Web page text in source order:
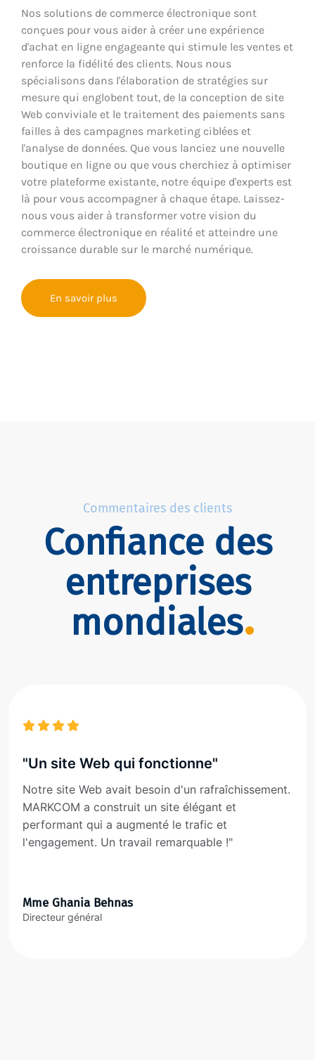
Nos solutions de commerce électronique sont
conçues pour vous aider à créer une expérience
d'achat en ligne engageante qui stimule les ventes et
renforce la fidélité des clients. Nous nous
spécialisons dans l'élaboration de stratégies sur
mesure qui englobent tout, de la conception de site
Web conviviale et le traitement des paiements sans
failles à des campagnes marketing ciblées et
l'analyse de données. Que vous lanciez une nouvelle
boutique en ligne ou que vous cherchiez à optimiser
votre plateforme existante, notre équipe d'experts est
là pour vous accompagner à chaque étape. Laissez-
nous vous aider à transformer votre vision du
commerce électronique en réalité et atteindre une
croissance durable sur le marché numérique.
En savoir plus
Commentaires des clients
Confiance des
entreprises
mondiales
"Un site Web qui fonctionne"
Notre site Web avait besoin d'un rafraîchissement.
MARKCOM a construit un site élégant et
performant qui a augmenté le trafic et
l'engagement. Un travail remarquable !"
Mme Ghania Behnas
Directeur général